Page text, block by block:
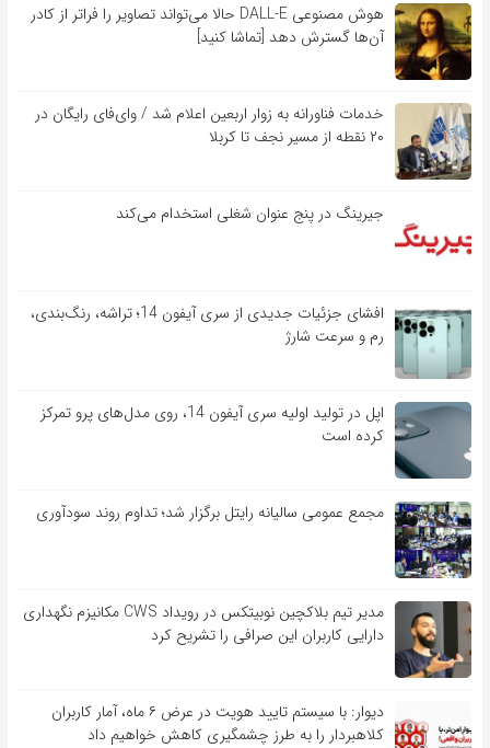
هوش مصنوعی DALL-E حالا می‌تواند تصاویر را فراتر از کادر
آن‌ها گسترش دهد [تماشا کنید]
خدمات فناورانه به زوار اربعین اعلام شد / وای‌فای رایگان در
۲۰ نقطه از مسیر نجف تا کربلا
جیرینگ در پنج عنوان شغلی استخدام می‌کند
افشای جزئیات جدیدی از سری آیفون 14؛ تراشه، رنگ‌بندی،
رم و سرعت شارژ
اپل در تولید اولیه سری آیفون 14، روی مدل‌های پرو تمرکز
کرده است
مجمع عمومی سالیانه رایتل برگزار شد؛ تداوم روند سودآوری
مدیر تیم بلاکچین نوبیتکس در رویداد CWS مکانیزم نگهداری
دارایی کاربران این صرافی را تشریح کرد
دیوار: با سیستم تایید هویت در عرض ۶ ماه، آمار کاربران
کلاهبردار را به طرز چشمگیری کاهش خواهیم داد